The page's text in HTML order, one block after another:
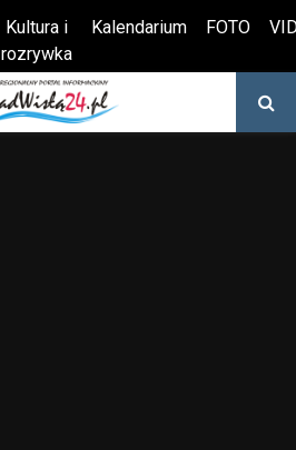
Kultura i
rozrywka
Kalendarium FOTO